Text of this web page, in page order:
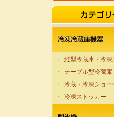
・
縦型冷蔵庫・冷凍
・
テーブル型冷蔵庫
・
冷蔵・冷凍ショー
・
冷凍ストッカー